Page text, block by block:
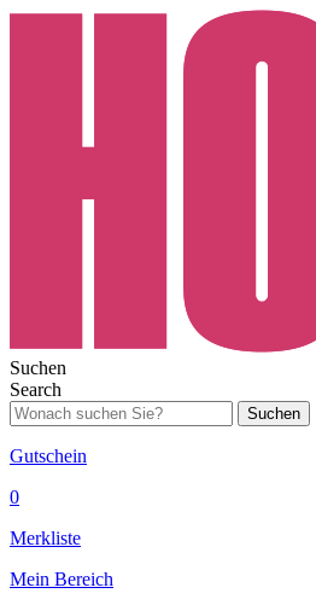
Suchen
Search
Suchen
Gutschein
0
Merkliste
Mein Bereich